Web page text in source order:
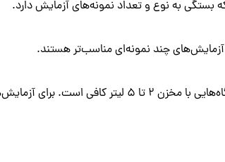
به نوع و تعداد نمونه‌های آزمایش دارد.
چند نمونه‌ای مناسب‌تر هستند.